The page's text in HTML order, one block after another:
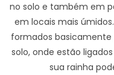
no solo e também em
em locais mais
formados basicamente
solo, onde estão
sua rainha